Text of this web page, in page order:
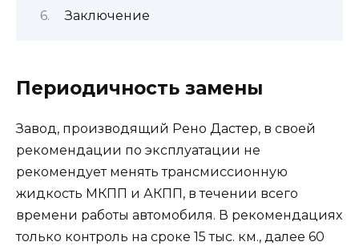
Заключение
Периодичность замены
Завод, производящий Рено Дастер, в своей
рекомендации по эксплуатации не
рекомендует менять трансмиссионную
жидкость МКПП и АКПП, в течении всего
времени работы автомобиля. В рекомендациях
только контроль на сроке 15 тыс. км., далее 60